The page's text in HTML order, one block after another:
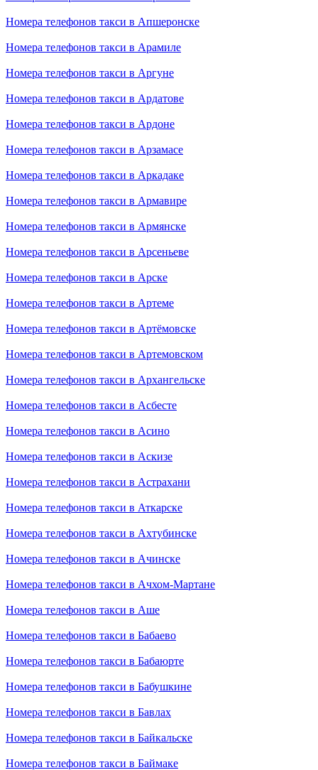
Номера телефонов такси в Апшеронске
Номера телефонов такси в Арамиле
Номера телефонов такси в Аргуне
Номера телефонов такси в Ардатове
Номера телефонов такси в Ардоне
Номера телефонов такси в Арзамасе
Номера телефонов такси в Аркадаке
Номера телефонов такси в Армавире
Номера телефонов такси в Армянске
Номера телефонов такси в Арсеньеве
Номера телефонов такси в Арске
Номера телефонов такси в Артеме
Номера телефонов такси в Артёмовске
Номера телефонов такси в Артемовском
Номера телефонов такси в Архангельске
Номера телефонов такси в Асбесте
Номера телефонов такси в Асино
Номера телефонов такси в Аскизе
Номера телефонов такси в Астрахани
Номера телефонов такси в Аткарске
Номера телефонов такси в Ахтубинске
Номера телефонов такси в Ачинске
Номера телефонов такси в Ачхом-Мартане
Номера телефонов такси в Аше
Номера телефонов такси в Бабаево
Номера телефонов такси в Бабаюрте
Номера телефонов такси в Бабушкине
Номера телефонов такси в Бавлах
Номера телефонов такси в Байкальске
Номера телефонов такси в Баймаке